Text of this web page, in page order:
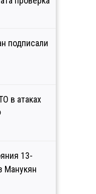
подписали
в атаках
13-
Манукян